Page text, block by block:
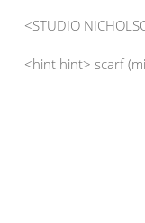
<STUDIO
<hint hint> scarf